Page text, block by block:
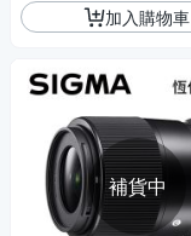
加入購物車
補貨中